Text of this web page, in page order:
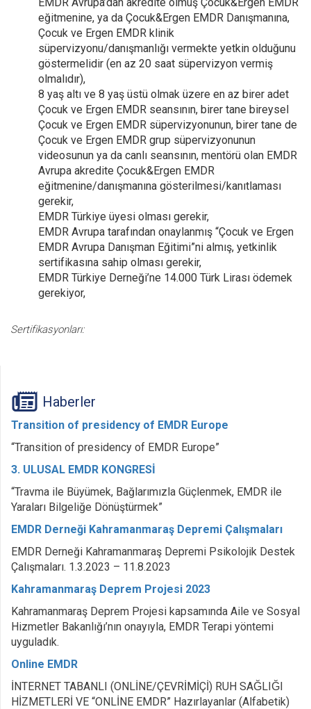
eğitmenine, ya da Çocuk&Ergen EMDR Danışmanına,
Çocuk ve Ergen EMDR klinik
süpervizyonu/danışmanlığı vermekte yetkin olduğunu
göstermelidir (en az 20 saat süpervizyon vermiş
olmalıdır),
8 yaş altı ve 8 yaş üstü olmak üzere en az birer adet
Çocuk ve Ergen EMDR seansının, birer tane bireysel
Çocuk ve Ergen EMDR süpervizyonunun, birer tane de
Çocuk ve Ergen EMDR grup süpervizyonunun
videosunun ya da canlı seansının, mentörü olan EMDR
Avrupa akredite Çocuk&Ergen EMDR
eğitmenine/danışmanına gösterilmesi/kanıtlaması
gerekir,
EMDR Türkiye üyesi olması gerekir,
EMDR Avrupa tarafından onaylanmış “Çocuk ve Ergen
EMDR Avrupa Danışman Eğitimi”ni almış, yetkinlik
sertifikasına sahip olması gerekir,
EMDR Türkiye Derneği’ne 14.000 Türk Lirası ödemek
gerekiyor,
Sertifikasyonları:
Haberler
Transition of presidency of EMDR Europe
“Transition of presidency of EMDR Europe”
3. ULUSAL EMDR KONGRESİ
“Travma ile Büyümek, Bağlarımızla Güçlenmek, EMDR ile
Yaraları Bilgeliğe Dönüştürmek”
EMDR Derneği Kahramanmaraş Depremi Çalışmaları
EMDR Derneği Kahramanmaraş Depremi Psikolojik Destek
Çalışmaları. 1.3.2023 – 11.8.2023
Kahramanmaraş Deprem Projesi 2023
Kahramanmaraş Deprem Projesi kapsamında Aile ve Sosyal
Hizmetler Bakanlığı’nın onayıyla, EMDR Terapi yöntemi
uyguladık.
Online EMDR
İNTERNET TABANLI (ONLİNE/ÇEVRİMİÇİ) RUH SAĞLIĞI
HİZMETLERİ VE “ONLİNE EMDR” Hazırlayanlar (Alfabetik)